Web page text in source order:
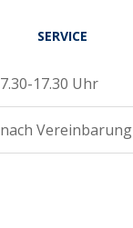
SERVICE
7.30-17.30 Uhr
nach Vereinbarung